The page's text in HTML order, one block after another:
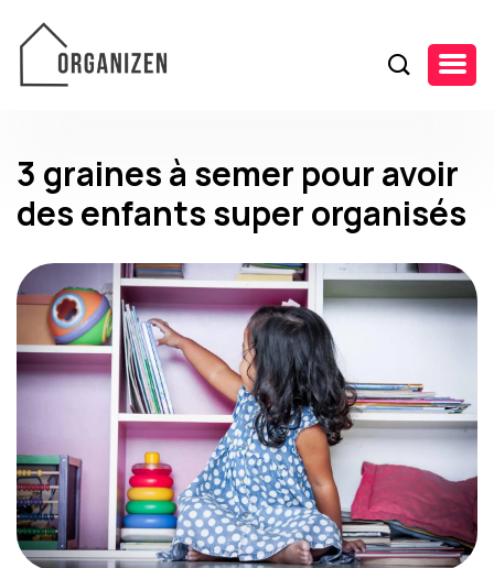
3 graines à semer pour avoir
des enfants super organisés